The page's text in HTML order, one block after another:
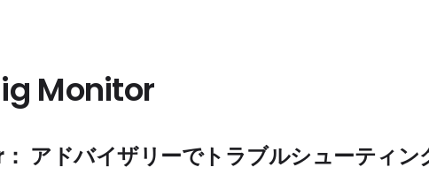
Monitor
アドバイザリーでトラブルシューティン